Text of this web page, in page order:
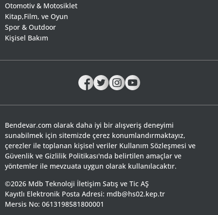
Otomotiv & Motosiklet
Kitap,Film, ve Oyun
Spor & Outdoor
Kişisel Bakım
Bendevar.com olarak daha iyi bir alışveriş deneyimi
sunabilmek için sitemizde çerez konumlandırmaktayız,
çerezler ile toplanan kişisel veriler Kullanım Sözleşmesi ve
Güvenlik ve Gizlilik Politikası'nda belirtilen amaçlar ve
yöntemler ile mevzuata uygun olarak kullanılacaktır.
©2026 Mdb Teknoloji İletişim Satış ve Tic AŞ
Kayıtlı Elektronik Posta Adresi: mdb@hs02.kep.tr
Mersis No: 0613198581800001